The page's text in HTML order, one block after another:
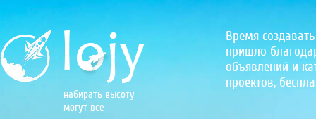
набирать высоту
могут все
Время
пришло
объявлений и
проектов,